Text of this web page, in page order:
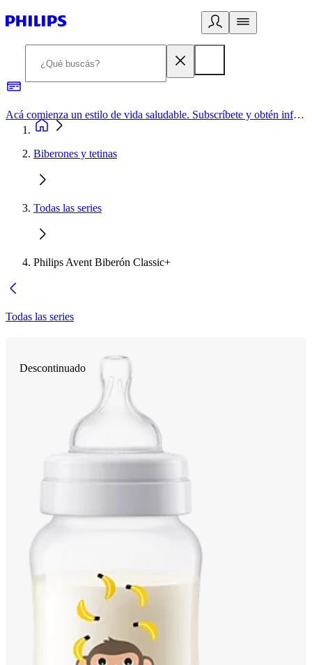
Acá comienza un estilo de vida saludable. Subscríbete y obtén información de primera mano
Biberones y tetinas
Todas las series
Philips Avent Biberón Classic+
Todas las series
Descontinuado